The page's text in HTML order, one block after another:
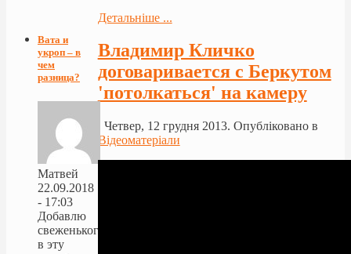
Детальніше ...
Владимир Кличко
договаривается с Беркутом
'потолкаться' на камеру
Четвер, 12 грудня 2013. Опубліковано в
Відеоматеріали
Вата и
укроп – в
чем
разница?
Матвей
22.09.2018
- 17:03
Добавлю
свеженького
в эту